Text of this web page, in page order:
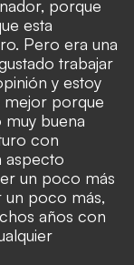
porque
esta
Pero era una
trabajar
y estoy
porque
buena
con
aspecto
un poco más
un poco más,
años con